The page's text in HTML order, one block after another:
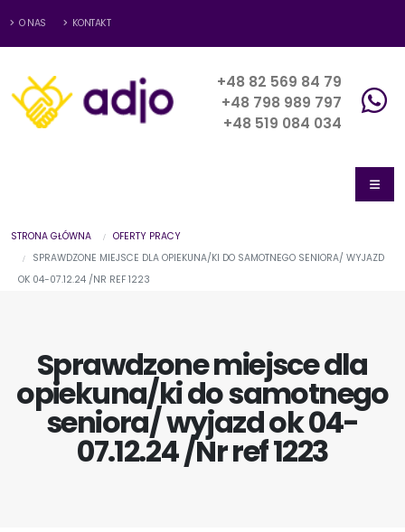
O NAS KONTAKT
+48 82 569 84 79
+48 798 989 797
+48 519 084 034
STRONA GŁÓWNA
OFERTY PRACY
SPRAWDZONE MIEJSCE DLA OPIEKUNA/KI DO SAMOTNEGO SENIORA/ WYJAZD
OK 04-07.12.24 /NR REF 1223
Sprawdzone miejsce dla
opiekuna/ki do samotnego
seniora/ wyjazd ok 04-
07.12.24 /Nr ref 1223